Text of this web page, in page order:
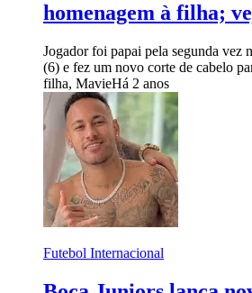
homenagem à filha;
Jogador foi papai pela segunda vez
(6) e fez um novo corte de cabelo
filha, MavieHá 2 anos
Futebol Internacional